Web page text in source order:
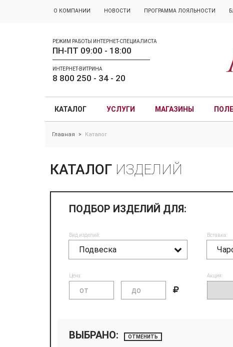
О КОМПАНИИ НОВОСТИ ПРОГРАММА ЛОЯЛЬНОСТИ
РЕЖИМ РАБОТЫ ИНТЕРНЕТ-СПЕЦИАЛИСТА
ПН-ПТ 09:00 - 18:00
ИНТЕРНЕТ-ВИТРИНА
8 800 250 - 34 - 20
КАТАЛОГ УСЛУГИ МАГАЗИНЫ
Главная > Каталог
КАТАЛОГ ИЗДЕЛИЙ
ПОДБОР ИЗДЕЛИЙ ДЛЯ:
Вид изделий:
Подвеска
Вставка:
Цена: Акция:
ВЫБРАНО: ОТМЕНИТЬ